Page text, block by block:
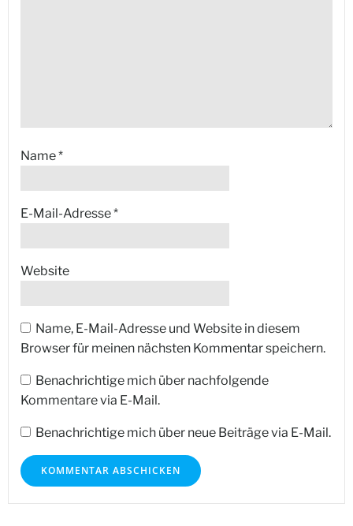
Name*
E-Mail-Adresse*
Website
Name, E-Mail-Adresse und Website in diesem
Browser für meinen nächsten Kommentar speichern.
Benachrichtige mich über nachfolgende
Kommentare via E-Mail.
Benachrichtige mich über neue Beiträge via E-Mail.